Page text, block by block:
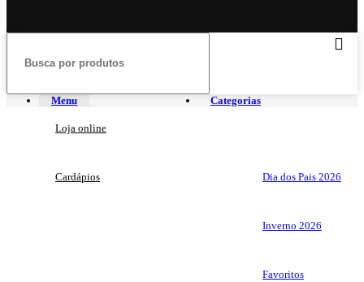
Menu Categorias
Loja online
Cardápios Dia dos Pais 2026
Inverno 2026
Favoritos​